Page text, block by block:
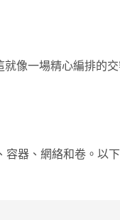
像一場精心編排的
器、網絡和卷。以